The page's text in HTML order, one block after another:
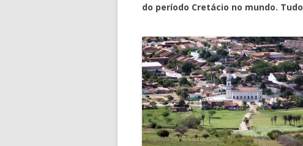
do período Cretácio no mundo.